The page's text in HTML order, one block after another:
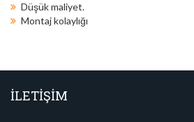
Düşük maliyet.
Montaj kolaylığı
İLETİŞİM